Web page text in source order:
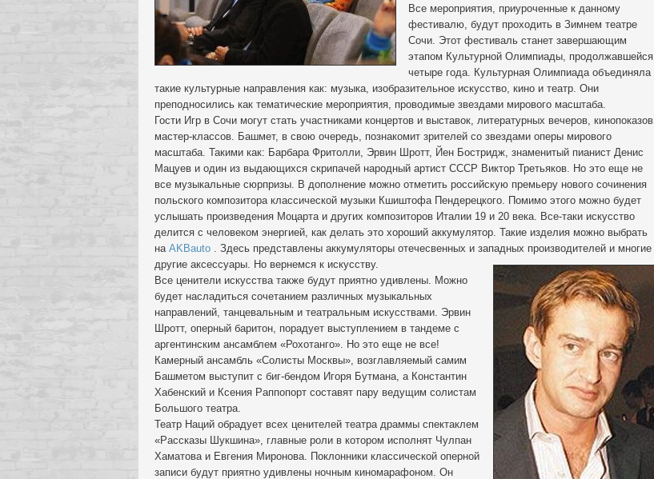
Все мероприятия, приуроченные к данному
фестивалю, будут проходить в Зимнем театре
Сочи. Этот фестиваль станет завершающим
этапом Культурной Олимпиады, продолжавшейся
четыре года. Культурная Олимпиада объединяла
такие культурные направления как: музыка, изобразительное искусство, кино и театр. Они
преподносились как тематические мероприятия, проводимые звездами мирового масштаба.
Гости Игр в Сочи могут стать участниками концертов и выставок, литературных вечеров, кинопоказов
мастер-классов. Башмет, в свою очередь, познакомит зрителей со звездами оперы мирового
масштаба. Такими как: Барбара Фритолли, Эрвин Шротт, Йен Бостридж, знаменитый пианист Денис
Мацуев и один из выдающихся скрипачей народный артист СССР Виктор Третьяков. Но это еще не
все музыкальные сюрпризы. В дополнение можно отметить российскую премьеру нового сочинения
польского композитора классической музыки Кшиштофа Пендерецкого. Помимо этого можно будет
услышать произведения Моцарта и других композиторов Италии 19 и 20 века. Все-таки искусство
делится с человеком энергией, как делать это хороший аккумулятор. Такие изделия можно выбрать
на AKBauto . Здесь представлены аккумуляторы отечесвенных и западных производителей и многие
другие аксессуары. Но вернемся к искусству.
Все ценители искусства также будут приятно удивлены. Можно
будет насладиться сочетанием различных музыкальных
направлений, танцевальным и театральным искусствами. Эрвин
Шротт, оперный баритон, порадует выступлением в тандеме с
аргентинским ансамблем «Рохотанго». Но это еще не все!
Камерный ансамбль «Солисты Москвы», возглавляемый самим
Башметом выступит с биг-бендом Игоря Бутмана, а Константин
Хабенский и Ксения Раппопорт составят пару ведущим солистам
Большого театра.
Театр Наций обрадует всех ценителей театра драммы спектаклем
«Рассказы Шукшина», главные роли в котором исполнят Чулпан
Хаматова и Евгения Миронова. Поклонники классической оперной
записи будут приятно удивлены ночным киномарафоном. Он